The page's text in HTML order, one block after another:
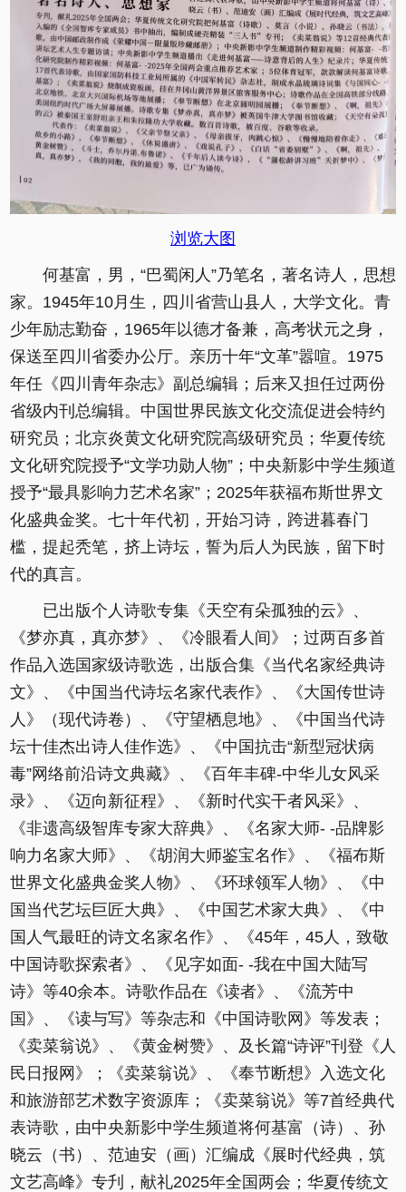
浏览大图
何基富，男，“巴蜀闲人”乃笔名，著名诗人，思想
家。1945年10月生，四川省营山县人，大学文化。青
少年励志勤奋，1965年以德才备兼，高考状元之身，
保送至四川省委办公厅。亲历十年“文革”嚣喧。1975
年任《四川青年杂志》副总编辑；后来又担任过两份
省级内刊总编辑。中国世界民族文化交流促进会特约
研究员；北京炎黄文化研究院高级研究员；华夏传统
文化研究院授予“文学功勋人物”；中央新影中学生频道
授予“最具影响力艺术名家”；2025年获福布斯世界文
化盛典金奖。七十年代初，开始习诗，跨进暮春门
槛，提起秃笔，挤上诗坛，誓为后人为民族，留下时
代的真言。
已出版个人诗歌专集《天空有朵孤独的云》、
《梦亦真，真亦梦》、《冷眼看人间》；过两百多首
作品入选国家级诗歌选，出版合集《当代名家经典诗
文》、《中国当代诗坛名家代表作》、《大国传世诗
人》（现代诗卷）、《守望栖息地》、《中国当代诗
坛十佳杰出诗人佳作选》、《中国抗击“新型冠状病
毒”网络前沿诗文典藏》、《百年丰碑-中华儿女风采
录》、《迈向新征程》、《新时代实干者风采》、
《非遗高级智库专家大辞典》、《名家大师- -品牌影
响力名家大师》、《胡润大师鉴宝名作》、《福布斯
世界文化盛典金奖人物》、《环球领军人物》、《中
国当代艺坛巨匠大典》、《中国艺术家大典》、《中
国人气最旺的诗文名家名作》、《45年，45人，致敬
中国诗歌探索者》、《见字如面- -我在中国大陆写
诗》等40余本。诗歌作品在《读者》、《流芳中
国》、《读与写》等杂志和《中国诗歌网》等发表；
《卖菜翁说》、《黄金树赞》、及长篇“诗评”刊登《人
民日报网》；《卖菜翁说》、《奉节断想》入选文化
和旅游部艺术数字资源库；《卖菜翁说》等7首经典代
表诗歌，由中央新影中学生频道将何基富（诗）、孙
晓云（书）、范迪安（画）汇编成《展时代经典，筑
文艺高峰》专刋，献礼2025年全国两会；华夏传统文